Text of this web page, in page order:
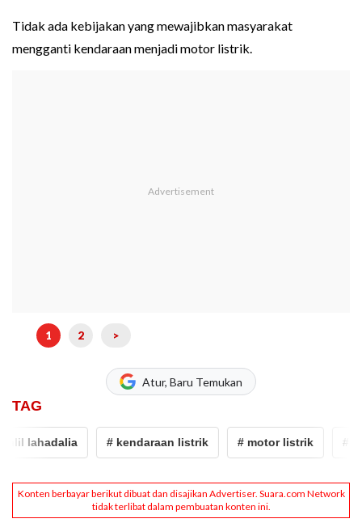
Tidak ada kebijakan yang mewajibkan masyarakat
mengganti kendaraan menjadi motor listrik.
1 2 >
Atur, Baru Temukan
TAG
lahadalia # kendaraan listrik # motor listrik #